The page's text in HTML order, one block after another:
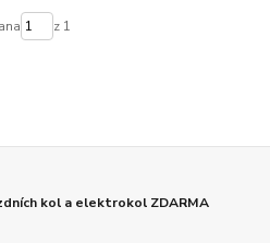
z 1
kol a elektrokol ZDARMA